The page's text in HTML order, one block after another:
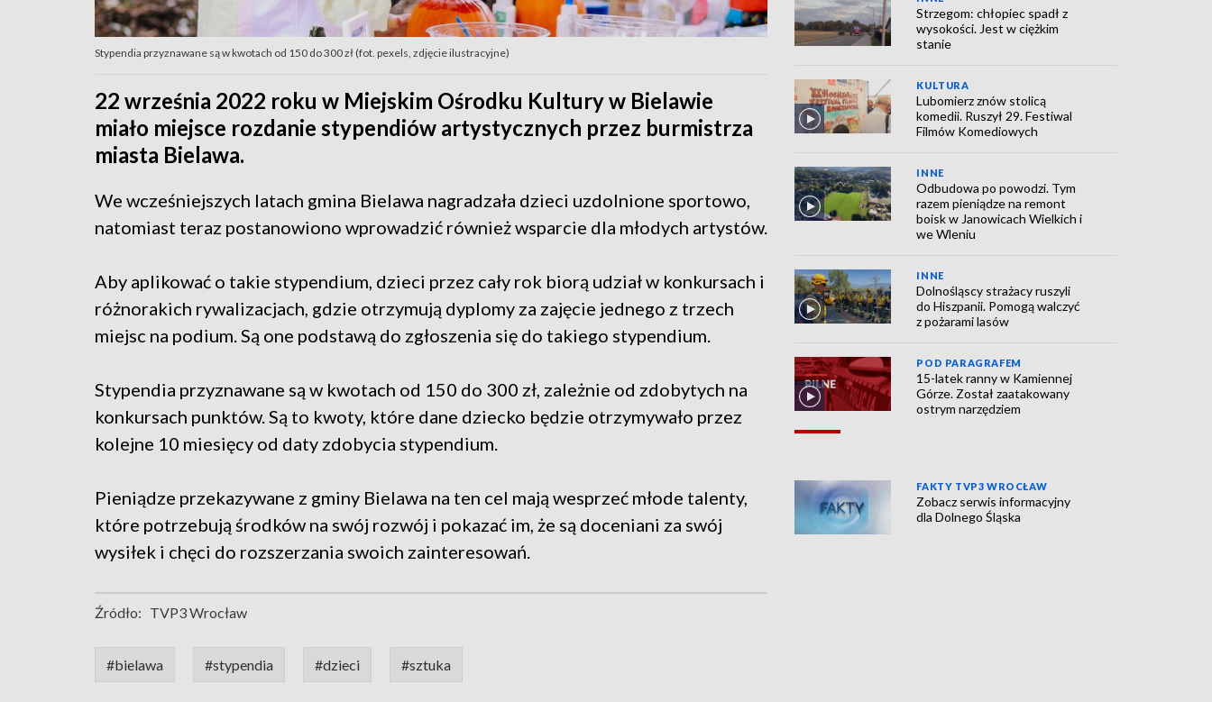
Stypendia przyznawane są w kwotach od 150 do 300 zł (fot. pexels, zdjęcie ilustracyjne)
22 września 2022 roku w Miejskim Ośrodku Kultury w Bielawie
miało miejsce rozdanie stypendiów artystycznych przez burmistrza
miasta Bielawa.
We wcześniejszych latach gmina Bielawa nagradzała dzieci uzdolnione sportowo,
natomiast teraz postanowiono wprowadzić również wsparcie dla młodych artystów.
Aby aplikować o takie stypendium, dzieci przez cały rok biorą udział w konkursach i
różnorakich rywalizacjach, gdzie otrzymują dyplomy za zajęcie jednego z trzech
miejsc na podium. Są one podstawą do zgłoszenia się do takiego stypendium.
Stypendia przyznawane są w kwotach od 150 do 300 zł, zależnie od zdobytych na
konkursach punktów. Są to kwoty, które dane dziecko będzie otrzymywało przez
kolejne 10 miesięcy od daty zdobycia stypendium.
Pieniądze przekazywane z gminy Bielawa na ten cel mają wesprzeć młode talenty,
które potrzebują środków na swój rozwój i pokazać im, że są doceniani za swój
wysiłek i chęci do rozszerzania swoich zainteresowań.
Źródło: TVP3 Wrocław
#bielawa #stypendia #dzieci #sztuka
Strzegom: chłopiec spadł z
wysokości. Jest w ciężkim
stanie
KULTURA
Lubomierz znów stolicą
komedii. Ruszył 29. Festiwal
Filmów Komediowych
INNE
Odbudowa po powodzi. Tym
razem pieniądze na remont
boisk w Janowicach Wielkich i
we Wleniu
INNE
Dolnośląscy strażacy ruszyli
do Hiszpanii. Pomogą walczyć
z pożarami lasów
POD PARAGRAFEM
15-latek ranny w Kamiennej
Górze. Został zaatakowany
ostrym narzędziem
FAKTY TVP3 WROCŁAW
Zobacz serwis informacyjny
dla Dolnego Śląska